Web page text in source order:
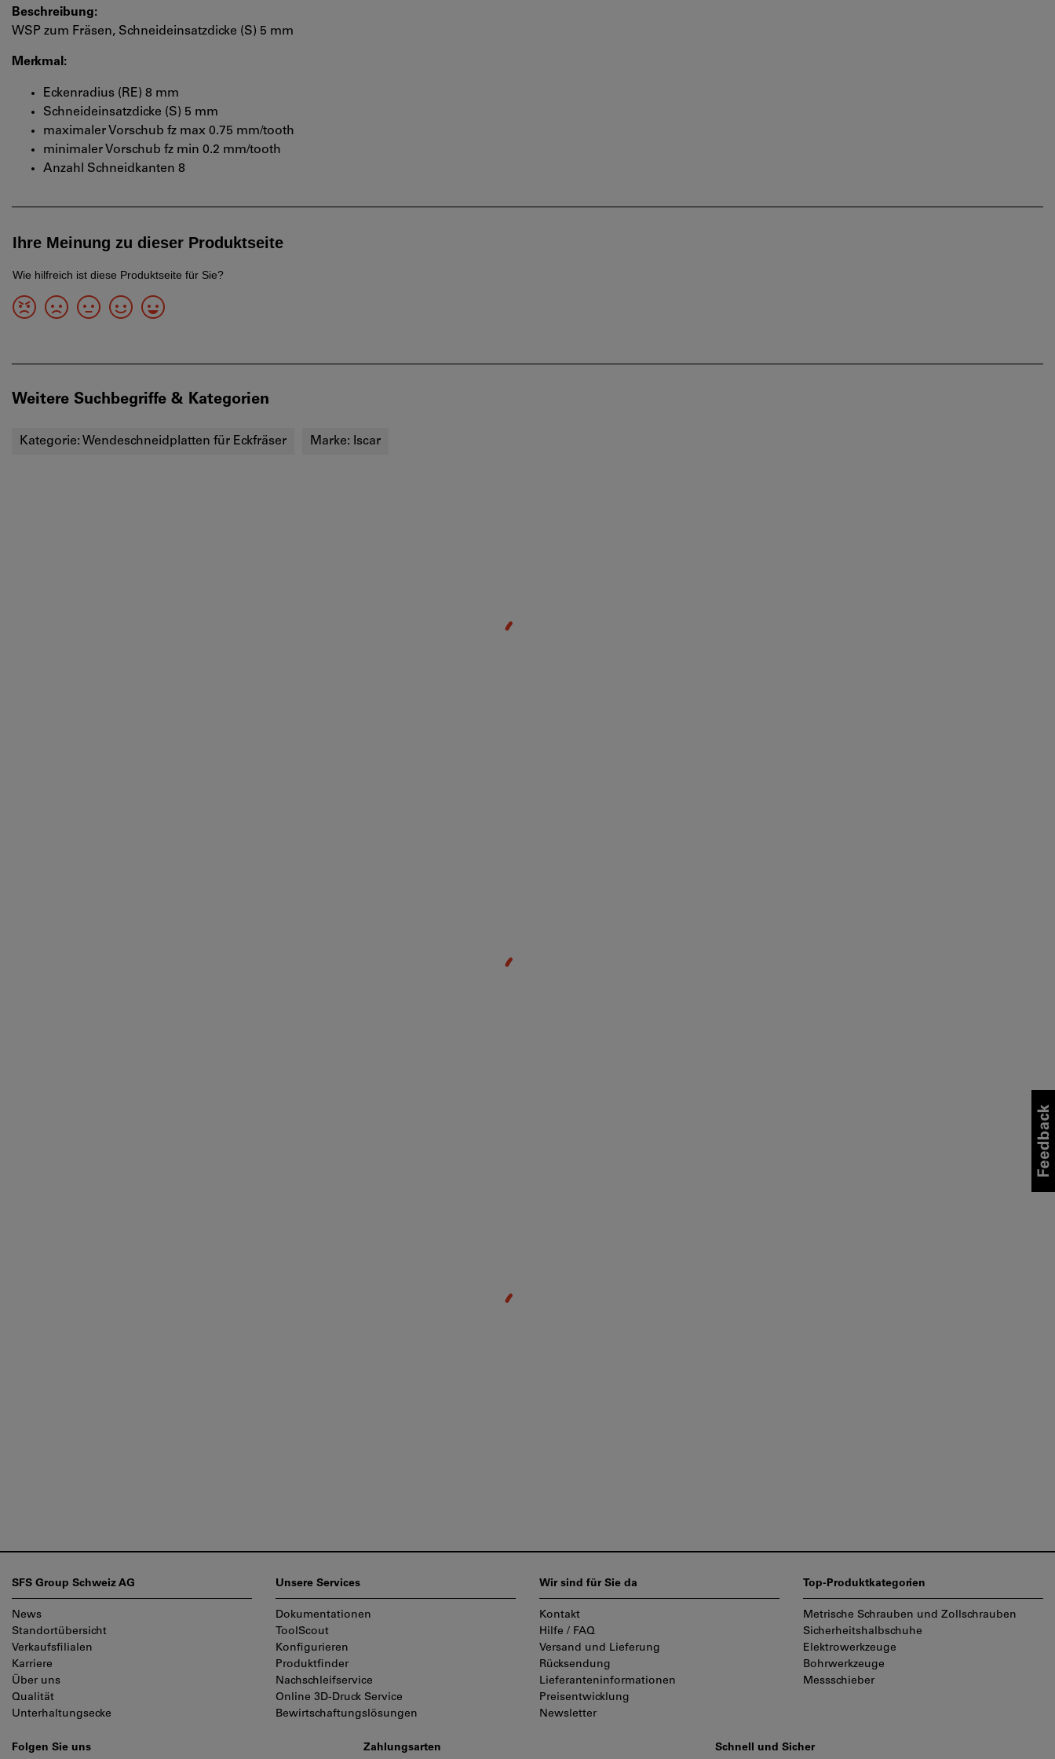
Beschreibung:
WSP zum Fräsen, Schneideinsatzdicke (S) 5 mm
Merkmal:
Eckenradius (RE) 8 mm
Schneideinsatzdicke (S) 5 mm
maximaler Vorschub fz max 0.75 mm/tooth
minimaler Vorschub fz min 0.2 mm/tooth
Anzahl Schneidkanten 8
Weitere Suchbegriffe & Kategorien
Kategorie: Wendeschneidplatten für Eckfräser Marke: Iscar
SFS Group Schweiz AG
News
Standortübersicht
Verkaufsfilialen
Karriere
Über uns
Qualität
Unterhaltungsecke
Unsere Services
Dokumentationen
ToolScout
Konfigurieren
Produktfinder
Nachschleifservice
Online 3D-Druck Service
Bewirtschaftungslösungen
Wir sind für Sie da
Kontakt
Hilfe / FAQ
Versand und Lieferung
Rücksendung
Lieferanteninformationen
Preisentwicklung
Newsletter
Top-Produktkategorien
Metrische Schrauben und Zollschrauben
Sicherheitshalbschuhe
Elektrowerkzeuge
Bohrwerkzeuge
Messschieber
Folgen Sie uns Zahlungsarten Schnell und Sicher